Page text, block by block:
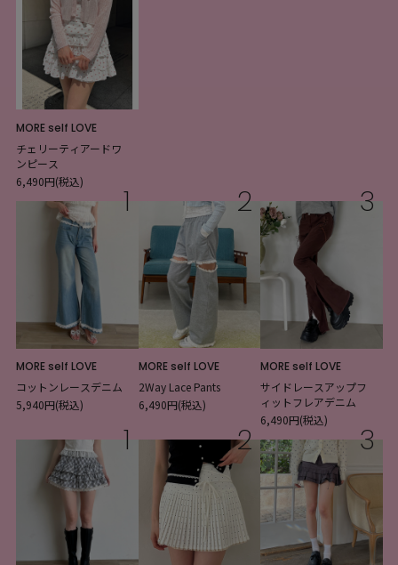
MORE self LOVE
チェリーティアードワ
ンピース
6,490円(税込)
1
MORE self LOVE
コットンレースデニム
5,940円(税込)
2
MORE self LOVE
2Way Lace Pants
6,490円(税込)
3
MORE self LOVE
サイドレースアップフ
ィットフレアデニム
6,490円(税込)
1 2 3